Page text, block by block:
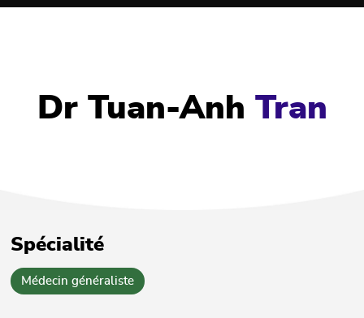
Dr Tuan-Anh Tran
Spécialité
Médecin généraliste